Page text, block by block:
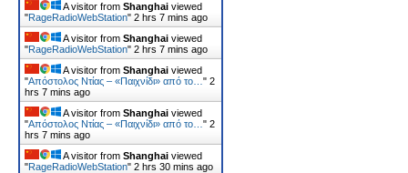
A visitor from Shanghai viewed
"RageRadioWebStation" 2 hrs 7 mins ago
A visitor from Shanghai viewed
"RageRadioWebStation" 2 hrs 7 mins ago
A visitor from Shanghai viewed
"Απόστολος Ντίας – «Παιχνίδι» από το… " 2
hrs 7 mins ago
A visitor from Shanghai viewed
"Απόστολος Ντίας – «Παιχνίδι» από το… " 2
hrs 7 mins ago
A visitor from Shanghai viewed
"RageRadioWebStation" 2 hrs 30 mins ago